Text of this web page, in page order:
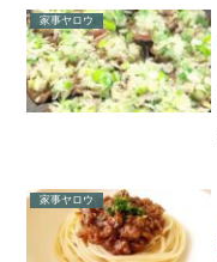
家事ヤロウ
家事ヤロウ